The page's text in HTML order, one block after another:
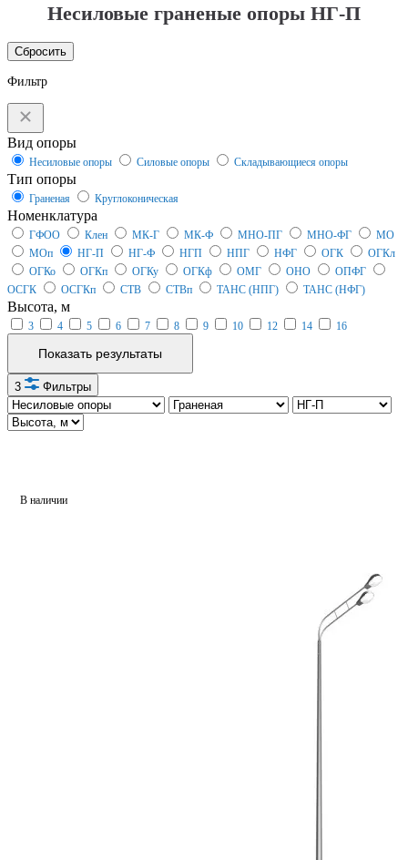
Несиловые граненые опоры НГ-П
Сбросить
Фильтр
Вид опоры
Несиловые опоры Силовые опоры Складывающиеся опоры
Тип опоры
Граненая Круглоконическая
Номенклатура
ГФОО Клен МК-Г МК-Ф МНО-ПГ МНО-ФГ
МО
МОп
НГ-П НГ-Ф НГП НПГ НФГ ОГК
ОГКл
ОГКо
ОГКп ОГКу ОГКф ОМГ ОНО
ОПФГ
ОСГК
ОСГКп СТВ СТВп ТАНС (НПГ) ТАНС (НФГ)
Высота, м
3 4 5 6 7 8 9 10 12 14 16
Показать результаты
3 Фильтры
В наличии